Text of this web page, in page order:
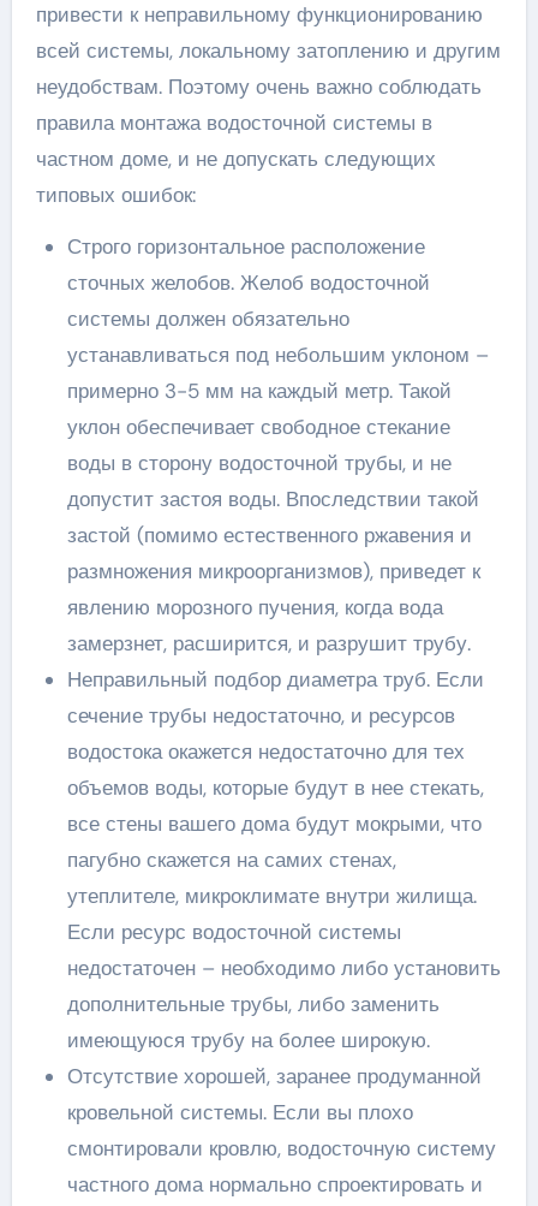
привести к неправильному функционированию
всей системы, локальному затоплению и другим
неудобствам. Поэтому очень важно соблюдать
правила монтажа водосточной системы в
частном доме, и не допускать следующих
типовых ошибок:
Строго горизонтальное расположение
сточных желобов. Желоб водосточной
системы должен обязательно
устанавливаться под небольшим уклоном –
примерно 3-5 мм на каждый метр. Такой
уклон обеспечивает свободное стекание
воды в сторону водосточной трубы, и не
допустит застоя воды. Впоследствии такой
застой (помимо естественного ржавения и
размножения микроорганизмов), приведет к
явлению морозного пучения, когда вода
замерзнет, расширится, и разрушит трубу.
Неправильный подбор диаметра труб. Если
сечение трубы недостаточно, и ресурсов
водостока окажется недостаточно для тех
объемов воды, которые будут в нее стекать,
все стены вашего дома будут мокрыми, что
пагубно скажется на самих стенах,
утеплителе, микроклимате внутри жилища.
Если ресурс водосточной системы
недостаточен – необходимо либо установить
дополнительные трубы, либо заменить
имеющуюся трубу на более широкую.
Отсутствие хорошей, заранее продуманной
кровельной системы. Если вы плохо
смонтировали кровлю, водосточную систему
частного дома нормально спроектировать и